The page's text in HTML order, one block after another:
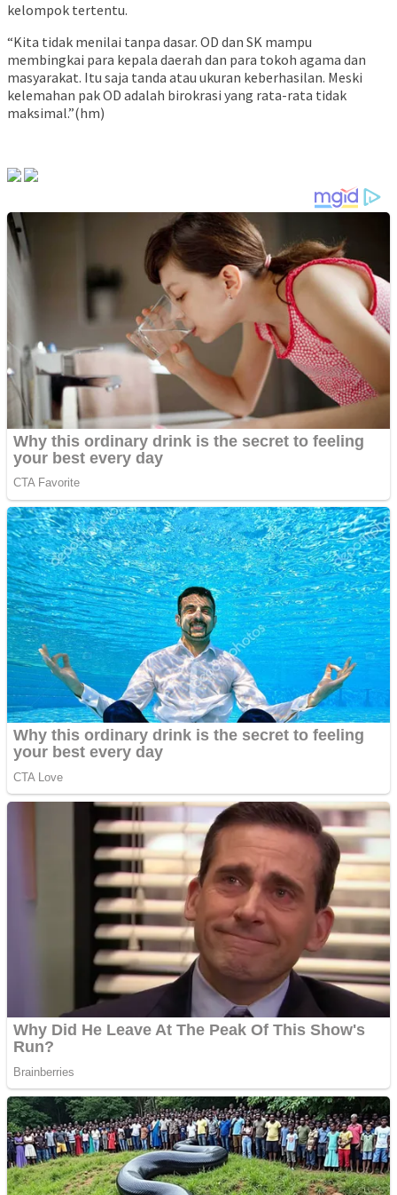
kelompok tertentu.
“Kita tidak menilai tanpa dasar. OD dan SK mampu
membingkai para kepala daerah dan para tokoh agama dan
masyarakat. Itu saja tanda atau ukuran keberhasilan. Meski
kelemahan pak OD adalah birokrasi yang rata-rata tidak
maksimal.”(hm)